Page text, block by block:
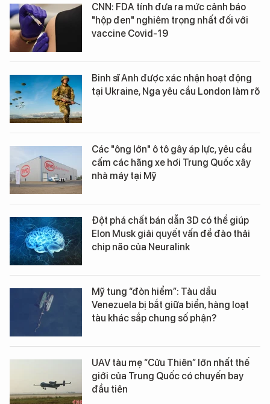
CNN: FDA tính đưa ra mức cảnh báo
"hộp đen" nghiêm trọng nhất đối với
vaccine Covid-19
Binh sĩ Anh được xác nhận hoạt động
tại Ukraine, Nga yêu cầu London làm rõ
Các "ông lớn" ô tô gây áp lực, yêu cầu
cấm các hãng xe hơi Trung Quốc xây
nhà máy tại Mỹ
Đột phá chất bán dẫn 3D có thể giúp
Elon Musk giải quyết vấn đề đào thải
chip não của Neuralink
Mỹ tung “đòn hiểm”: Tàu dầu
Venezuela bị bắt giữa biển, hàng loạt
tàu khác sắp chung số phận?
UAV tàu mẹ “Cửu Thiên” lớn nhất thế
giới của Trung Quốc có chuyến bay
đầu tiên